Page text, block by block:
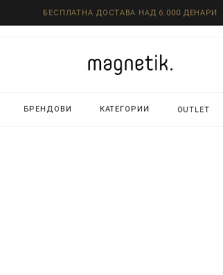
БЕСПЛАТНА ДОСТАВА НАД 6.000 ДЕНАРИ
БРЕНДОВИ КАТЕГОРИИ OUTLET